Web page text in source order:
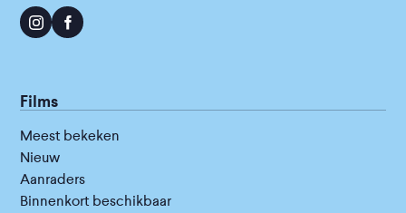
Films
Meest bekeken
Nieuw
Aanraders
Binnenkort beschikbaar